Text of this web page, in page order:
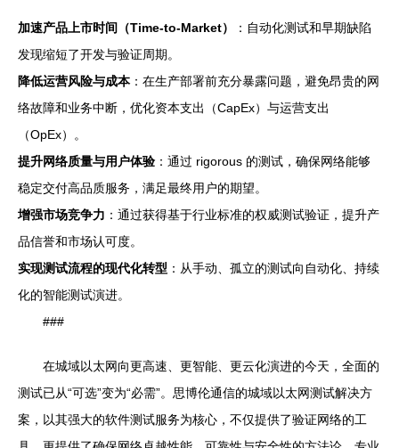
加速产品上市时间（Time-to-Market）
：自动化测试和早期缺陷
发现缩短了开发与验证周期。
降低运营风险与成本：在生产部署前充分暴露问题，避免昂贵的网
络故障和业务中断，优化资本支出（CapEx）与运营支出
（OpEx）。
提升网络质量与用户体验 ：通过 rigorous 的测试，确保网络能够
稳定交付高品质服务，满足最终用户的期望。
增强市场竞争力 ：通过获得基于行业标准的权威测试验证，提升产
品信誉和市场认可度。
实现测试流程的现代化转型 ：从手动、孤立的测试向自动化、持续
化的智能测试演进。
###
在城域以太网向更高速、更智能、更云化演进的今天，全面的
测试已从“可选”变为“必需”。思博伦通信的城域以太网测试解决方
案，以其强大的软件测试服务为核心，不仅提供了验证网络的工